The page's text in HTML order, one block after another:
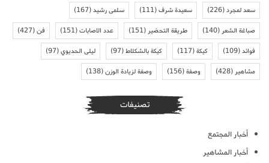
سعد لمجرد(226) سعيدة شرف(111) سلمى رشيد(167)
صباغة الشعر(140) طريقة التحضير(151) عدد الاصابات(151) فن(427)
فوائد(109) كيكة(117) كيكة بالشكلاط(97) ليلى الحديوي(97)
مشاهير(428) وصفة(156) وصفة لزيادة الوزن(138)
تصنيفات
أخبار المجتمع
أخبار المشاهير